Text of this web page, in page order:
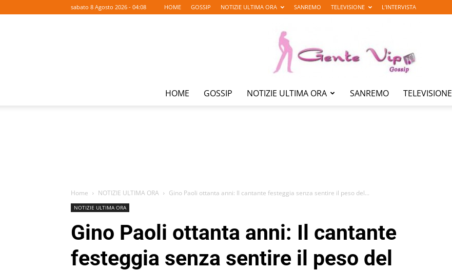
sabato 8 Agosto 2026 - 04:08 HOME GOSSIP NOTIZIE ULTIMA ORA SANREMO TELEVISIONE L’INTERVISTA
HOME GOSSIP NOTIZIE ULTIMA ORA SANREMO TELEVISIONE
Home NOTIZIE ULTIMA ORA Gino Paoli ottanta anni: Il cantante festeggia senza sentire il peso del...
NOTIZIE ULTIMA ORA
Gino Paoli ottanta anni: Il cantante
festeggia senza sentire il peso del